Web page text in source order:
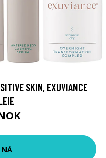
SKIN, EXUVIANCE